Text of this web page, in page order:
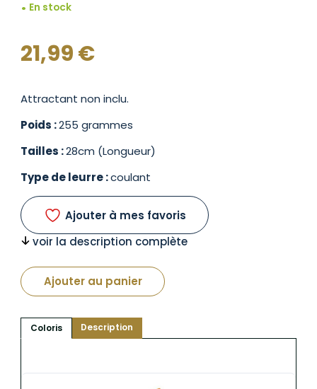
En stock
21,99€
Attractant non inclu.
Poids :255 grammes
Tailles :28cm (Longueur)
Type de leurre :coulant
Ajouter à mes favoris
voir la description complète
Ajouter au panier
Coloris Description